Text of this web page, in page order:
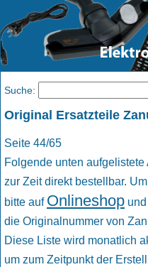
Original Ersatzteile
Seite 44/65
Folgende unten aufgelistete
zur Zeit direkt bestellbar.
bitte auf Onlineshop
die Originalnummer von
Diese Liste wird monatlich
um zum Zeitpunkt der
Suche: